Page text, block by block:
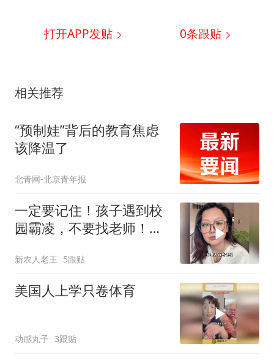
打开APP发贴 0条跟贴
相关推荐
“预制娃”背后的教育焦虑
该降温了
北青网-北京青年报
一定要记住！孩子遇到校
园霸凌，不要找老师！教
新农人老王 5跟贴
美国人上学只卷体育
动感丸子 3跟贴